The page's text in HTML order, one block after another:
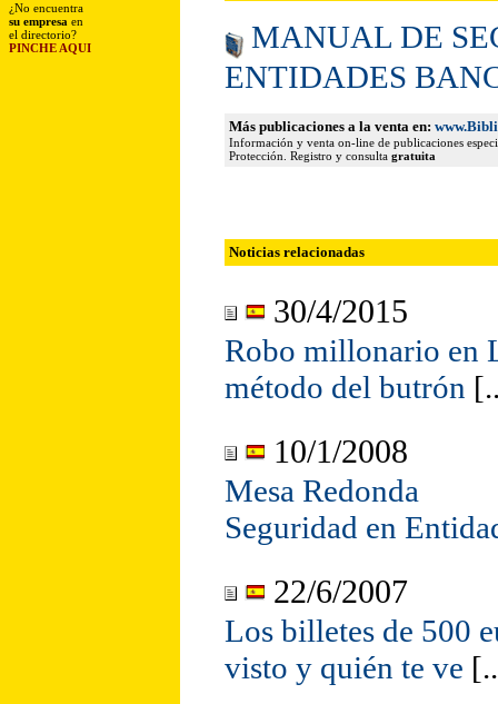
¿No encuentra
su empresa en
el directorio?
PINCHE AQUI
MANUAL DE
ENTIDADES
Más publicaciones a la venta en:
Información y venta on-line de publicaciones
Protección. Registro y consulta gratuita
Noticias relacionadas
30/4/2015
Robo millonario en
método del butrón
10/1/2008
Mesa Redonda
Seguridad en
22/6/2007
Los billetes de 500
visto y quién te ve